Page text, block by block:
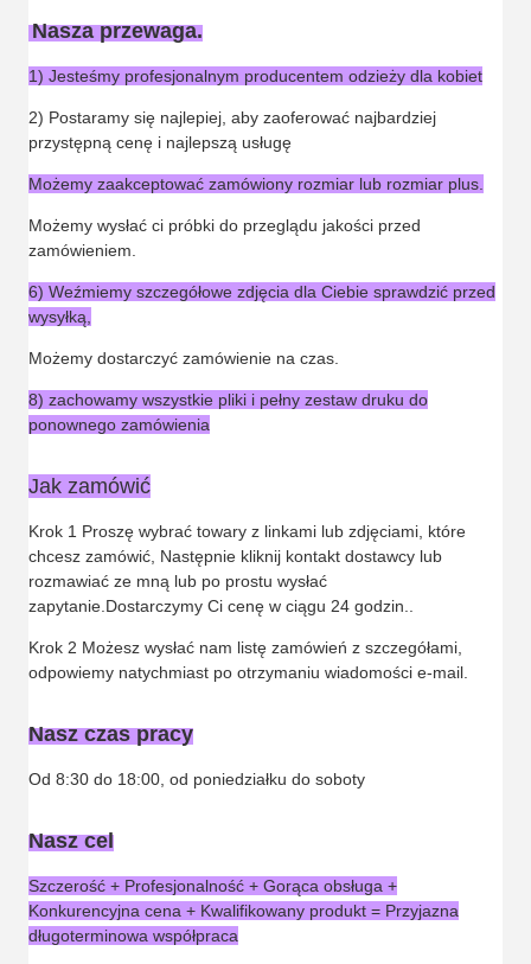
Nasza przewaga.
1) Jesteśmy profesjonalnym producentem odzieży dla kobiet
2) Postaramy się najlepiej, aby zaoferować najbardziej
przystępną cenę i najlepszą usługę
Możemy zaakceptować zamówiony rozmiar lub rozmiar plus.
Możemy wysłać ci próbki do przeglądu jakości przed
zamówieniem.
6) Weźmiemy szczegółowe zdjęcia dla Ciebie sprawdzić przed
wysyłką,
Możemy dostarczyć zamówienie na czas.
8) zachowamy wszystkie pliki i pełny zestaw druku do
ponownego zamówienia
Jak zamówić
Krok 1 Proszę wybrać towary z linkami lub zdjęciami, które
chcesz zamówić, Następnie kliknij kontakt dostawcy lub
rozmawiać ze mną lub po prostu wysłać
zapytanie.Dostarczymy Ci cenę w ciągu 24 godzin..
Krok 2 Możesz wysłać nam listę zamówień z szczegółami,
odpowiemy natychmiast po otrzymaniu wiadomości e-mail.
Nasz czas pracy
Od 8:30 do 18:00, od poniedziałku do soboty
Nasz cel
Szczerość + Profesjonalność + Gorąca obsługa +
Konkurencyjna cena + Kwalifikowany produkt = Przyjazna
długoterminowa współpraca